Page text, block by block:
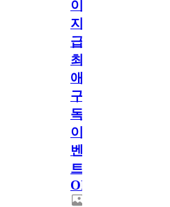
이
지
급!
최
애
구
독
이
벤
트
OPEN!